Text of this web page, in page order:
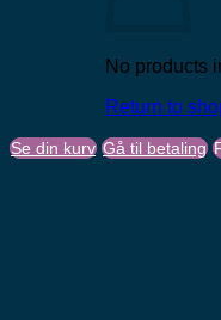
No products
Return to
Se din kurv Gå til betaling